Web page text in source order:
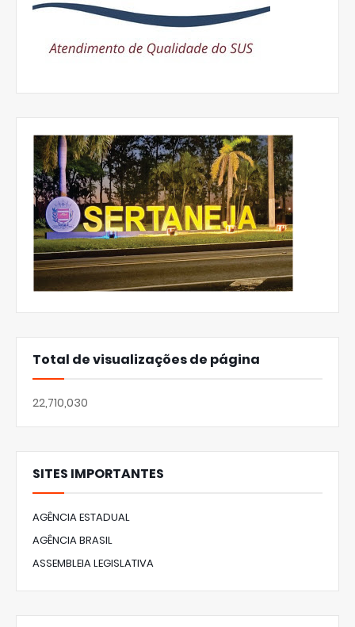
Total de visualizações de página
22,710,030
SITES IMPORTANTES
AGÊNCIA ESTADUAL
AGÊNCIA BRASIL
ASSEMBLEIA LEGISLATIVA